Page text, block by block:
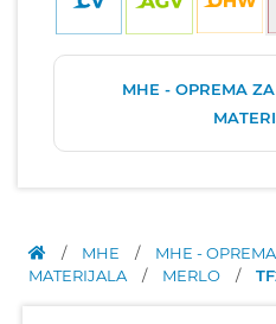
MHE - OPREMA
/ MHE /
MHE -
MATERIJALA
/ MERLO /